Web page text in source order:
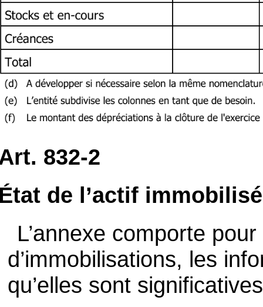
832-2
de l’actif immobilisé
L’annexe comporte
d’immobilisations, les
qu’elles sont